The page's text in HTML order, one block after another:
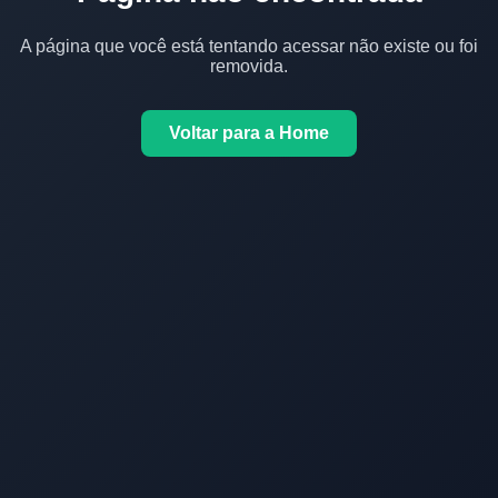
A página que você está tentando acessar não existe ou foi
removida.
Voltar para a Home